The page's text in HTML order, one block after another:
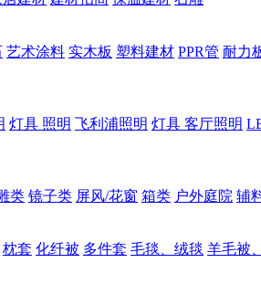
艺术涂料 实木板 塑料建材 PPR管 耐力
灯具 照明 飞利浦照明 灯具 客厅照明
类 镜子类 屏风/花窗 箱类 户外庭院 辅
枕套 化纤被 多件套 毛毯、绒毯 羊毛被